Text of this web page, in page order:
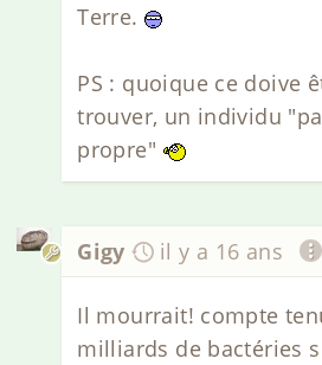
Terre.
PS : quoique ce doive
trouver, un individu
propre"
Gigy il y a 16 ans
Il mourrait! compte
milliards de bactéries